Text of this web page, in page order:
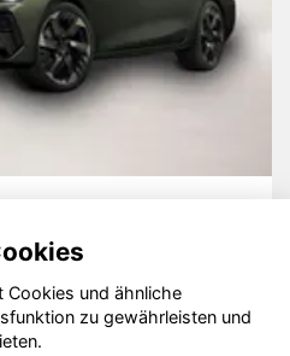
GmbH 2020 - 2026
Cookies und ähnliche
zu gewährleisten und